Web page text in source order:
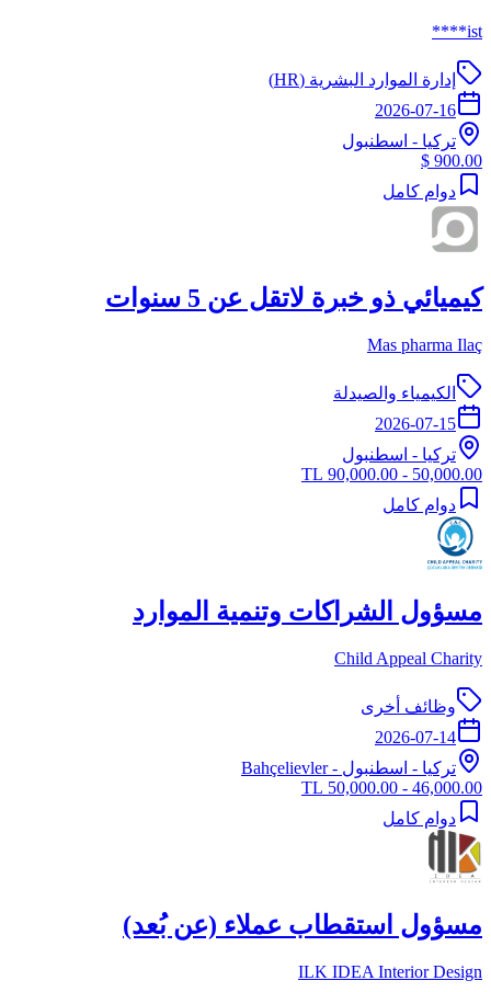
ist****
إدارة الموارد البشرية (HR)
2026-07-16
تركيا - اسطنبول
900.00 $
دوام كامل
كيميائي ذو خبرة لاتقل عن 5 سنوات
Mas pharma Ilaç
الكيمياء والصيدلة
2026-07-15
تركيا - اسطنبول
50,000.00 - 90,000.00 TL
دوام كامل
مسؤول الشراكات وتنمية الموارد
Child Appeal Charity
وظائف أخرى
2026-07-14
تركيا - اسطنبول - Bahçelievler
46,000.00 - 50,000.00 TL
دوام كامل
مسؤول استقطاب عملاء (عن بُعد)
ILK IDEA Interior Design